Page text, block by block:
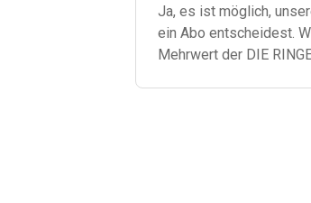
Ja, es ist möglich,
ein Abo entscheidest.
Mehrwert der DIE